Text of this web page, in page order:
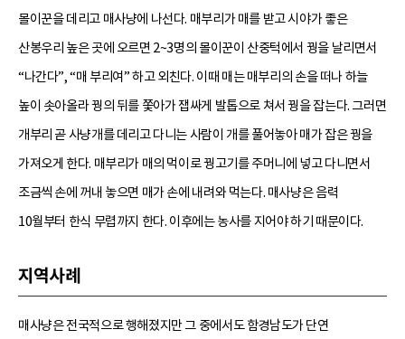
몰이꾼을 데리고 매사냥에 나선다. 매부리가 매를 받고 시야가 좋은
산봉우리 높은 곳에 오르면 2~3명의 몰이꾼이 산중턱에서 꿩을 날리면서
“나간다”, “매 부리여” 하고 외친다. 이때 매는 매부리의 손을 떠나 하늘
높이 솟아올라 꿩의 뒤를 쫓아가 잽싸게 발톱으로 쳐서 꿩을 잡는다. 그러면
개부리 곧 사냥개를 데리고 다니는 사람이 개를 풀어놓아 매가 잡은 꿩을
가져오게 한다. 매부리가 매의 먹이로 꿩고기를 주머니에 넣고 다니면서
조금씩 손에 꺼내 놓으면 매가 손에 내려와 먹는다. 매사냥은 음력
10월부터 한식 무렵까지 한다. 이후에는 농사를 지어야 하기 때문이다.
지역사례
매사냥은 전국적으로 행해졌지만 그 중에서도 함경남도가 단연